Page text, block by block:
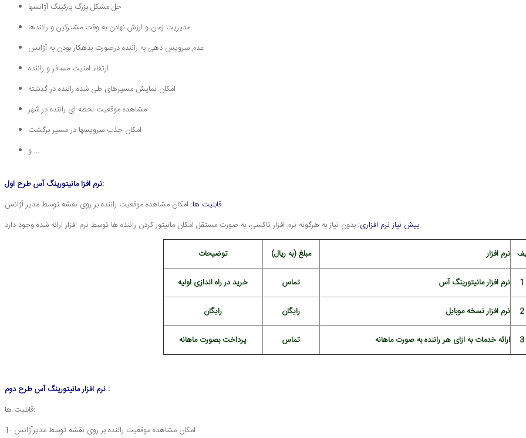
حل مشکل بزرگ پارکینگ آژانسها
مدیریت زمان و ارزش نهادن به وقت مشترکین و رانندها
عدم سرویس دهی به راننده درصورت بدهکار بودن به آژانس
ارتقاء امنیت مسافر و راننده
امکان نمایش مسیرهای طی شده راننده در گذشته
مشاهده موقعیت لحظه ای راننده در شهر
امکان جذب سرویسها در مسیر برگشت
و ...
نرم افزا مانیتورینگ آس طرح اول:
قابلیت ها: امکان مشاهده موقعیت راننده بر روی نقشه توسط مدیر آژانس
پیش نیاز نرم افزاری:بدون نیاز به هرگونه نرم افزار تاکسی، به صورت مستقل امکان مانیتور کردن راننده ها توسط نرم افزار ارائه شده وجود دارد.
نرم افزار مبلغ (به ریال) توضیحات
1 نرم افزار مانیتورینگ آس تماس خرید در راه اندازی اولیه
2 نرم افزار نسخه موبایل رایگان رایگان
3 ارائه خدمات به ازای هر راننده به صورت ماهانه تماس پرداخت بصورت ماهانه
نرم افزار مانیتورینگ آس طرح دوم :
قابلیت ها:
1- امکان مشاهده موقعیت راننده بر روی نقشه توسط مدیرآژانس